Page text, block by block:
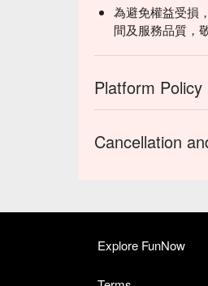
為避免權益受損
間及服務品質，
Platform Policy
Cancellation
Explore FunNow